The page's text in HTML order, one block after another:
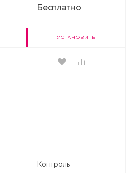
привязка к группе
Битрикс24
Бесплатно
УСТАНОВИТЬ
Контроль